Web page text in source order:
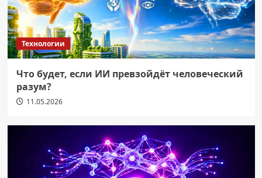
Технологии
Что будет, если ИИ превзойдёт человеческий
разум?
11.05.2026